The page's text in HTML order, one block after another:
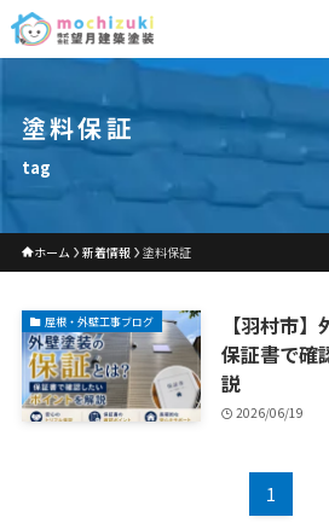
塗料保証
tag
ホーム 新着情報 塗料保証
屋根・外壁工事ブログ
【羽村市
保証書で確
説
2026/06/19
1